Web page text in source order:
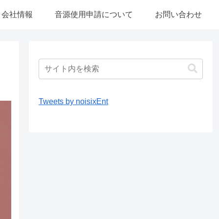
会社情報 音源使用申請について お問い合わせ
Tweets by noisixEnt